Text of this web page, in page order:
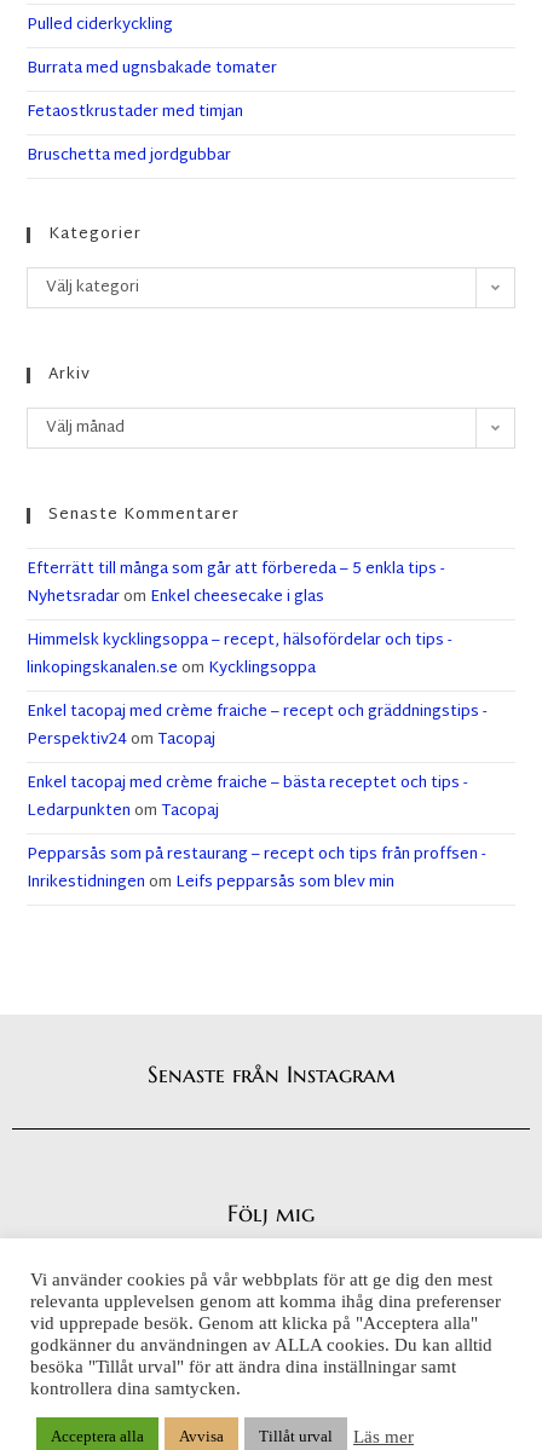
Pulled ciderkyckling
Burrata med ugnsbakade tomater
Fetaostkrustader med timjan
Bruschetta med jordgubbar
Kategorier
Välj kategori
Arkiv
Välj månad
Senaste Kommentarer
Efterrätt till många som går att förbereda – 5 enkla tips -
Nyhetsradarom Enkel cheesecake i glas
Himmelsk kycklingsoppa – recept, hälsofördelar och tips -
linkopingskanalen.seom Kycklingsoppa
Enkel tacopaj med crème fraiche – recept och gräddningstips -
Perspektiv24omTacopaj
Enkel tacopaj med crème fraiche – bästa receptet och tips -
LedarpunktenomTacopaj
Pepparsås som på restaurang – recept och tips från proffsen -
Inrikestidningenom Leifs pepparsås som blev min
Senaste från Instagram
Följ mig
Integritetspolicy
Cookiepolicy
Vi använder cookies på vår webbplats för att ge dig den mest
relevanta upplevelsen genom att komma ihåg dina preferenser
vid upprepade besök. Genom att klicka på "Acceptera alla"
godkänner du användningen av ALLA cookies. Du kan alltid
besöka "Tillåt urval" för att ändra dina inställningar samt
kontrollera dina samtycken.
Acceptera alla Avvisa Tillåt urval Läs mer